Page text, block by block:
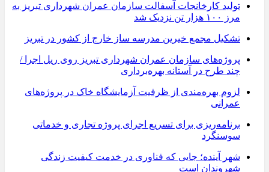
تولید کارخانجات آسفالت سازمان عمران شهرداری تبریز به
مرز ۱۰۰ هزار تن نزدیک شد
تشکیل مجمع خیرین مدرسه ‌ساز خارج از کشور در تبریز
پروژه‌های سازمان عمران شهرداری تبریز روی ریل اجرا /
چند طرح در آستانه بهره‌برداری
لزوم بهره‌مندی از ظرفیت آزمایشگاه خاک در پروژه‌های
عمرانی
برنامه‌ریزی برای تسریع اجرای پروژه تجاری و خدماتی
سوسنگرد
شهر آینده؛ جایی که فناوری در خدمت کیفیت زندگی
شهروندان است